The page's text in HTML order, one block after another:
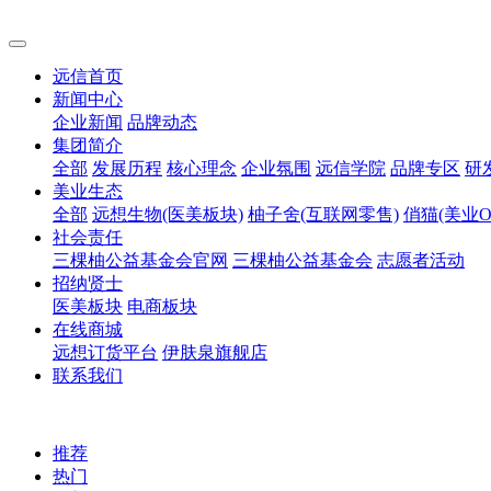
远信首页
新闻中心
企业新闻 品牌动态
集团简介
全部 发展历程 核心理念 企业氛围 远信学院 品牌专区 研
美业生态
全部 远想生物(医美板块) 柚子舍(互联网零售) 俏猫(美业
社会责任
三棵柚公益基金会官网 三棵柚公益基金会 志愿者活动
招纳贤士
医美板块 电商板块
在线商城
远想订货平台 伊肤泉旗舰店
联系我们
推荐
热门